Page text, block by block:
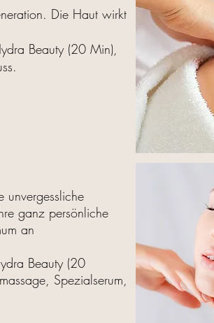
Die Haut wirkt
Beauty (20 Min),
unvergessliche
ganz persönliche
an
Beauty (20
Spezialserum,